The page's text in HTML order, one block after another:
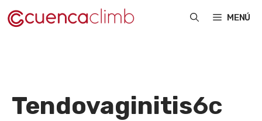
Saltar
al
MENÚ
Tendovaginitis6c